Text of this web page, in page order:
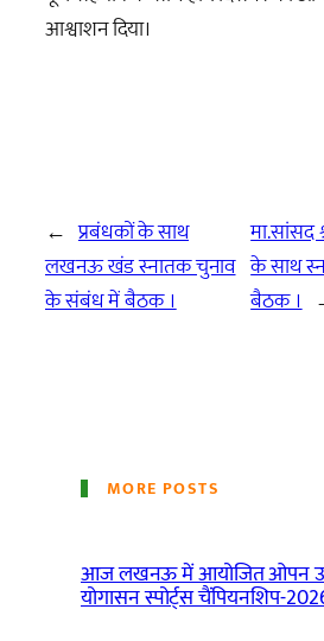
आश्वाशन दिया।
← प्रबंधकों के साथ
लखनऊ खंड स्नातक चुनाव
के संबंध में बैठक ।
मा.सांसद
के साथ
बैठक ।
MORE POSTS
आज लखनऊ में आयोजित ओपन
योगासन स्पोर्ट्स चैंपियनशिप-